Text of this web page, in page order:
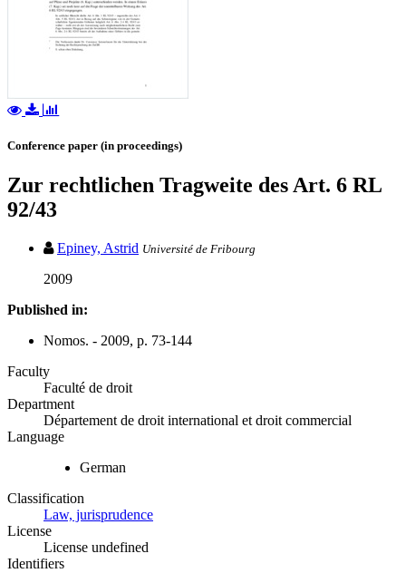
Conference paper (in proceedings)
Zur rechtlichen Tragweite des Art. 6 RL
92/43
Epiney, Astrid Université de Fribourg
2009
Published in:
Nomos. - 2009, p. 73-144
Faculty
Faculté de droit
Department
Département de droit international et droit commercial
Language
German
Classification
Law, jurisprudence
License
License undefined
Identifiers